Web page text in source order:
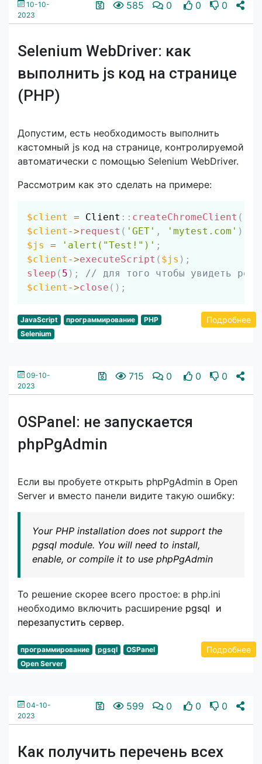
10-10-
2023
585 0 0 0
Selenium WebDriver: как
выполнить js код на странице
(PHP)
Допустим, есть необходимость выполнить
кастомный js код на странице, контролируемой
автоматически с помощью Selenium WebDriver.
Рассмотрим как это сделать на примере:
$client = Client :: createChromeClient (
$client ->request ( 'GET' , 'mytest.com' )
$js
= 'alert("Test!")' ;
$client ->executeScript ( $js ) ;
sleep ( 5 ) ;
// для того чтобы увидеть
$client ->close ( ) ;
Скопировать
JavaScript программирование
PHP
Selenium
Подробнее
09-10-
2023
715 0 0 0
OSPanel: не запускается
phpPgAdmin
Если вы пробуете открыть phpPgAdmin в Open
Server и вместо панели видите такую ошибку:
Your PHP installation does not support the
pgsql module. You will need to install,
enable, or compile it to use phpPgAdmin
То решение скорее всего простое: в php.ini
необходимо включить расширение pgsql и
перезапустить сервер.
программирование pgsql
OSPanel
Open Server
Подробнее
04-10-
2023
599 0 0 0
Как получить перечень всех